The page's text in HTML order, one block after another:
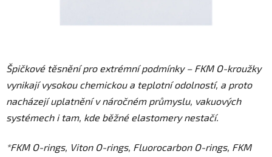
Špičkové těsnění pro extrémní podmínky – FKM O-kroužky
vynikají vysokou chemickou a teplotní odolností, a proto
nacházejí uplatnění v náročném průmyslu, vakuových
systémech i tam, kde běžné elastomery nestačí.
*FKM O-rings, Viton O-rings, Fluorocarbon O-rings, FKM